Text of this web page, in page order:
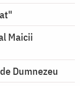
Maicii
Dumnezeu